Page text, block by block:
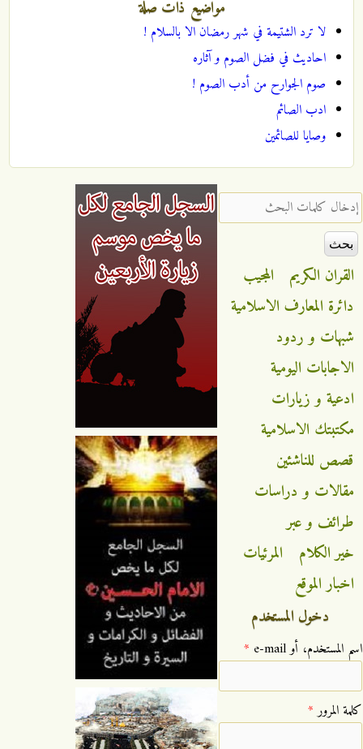
مواضيع ذات صلة
لا ترد الشتيمة في شهر رمضان الا بالسلام !
احاديث في فضل الصوم و آثاره
صوم الجوارح من أدب الصوم !
ادب الصائم
وصايا للصائمين
‏إدخال كلمات البحث ‏
القران الكريم
المجيب
دائرة المعارف الاسلامية
شبهات و ردود
الاجابات اليومية
ادعية و زيارات
مكتبتك الاسلامية
قصص للناشئين
مقالات و دراسات
طرائف و عبر
خير الكلام
المرئيات
اخبار الموقع
دخول المستخدم
‏اسم المستخدم، أو e-mail ‏ *
‏كلمة المرور ‏*